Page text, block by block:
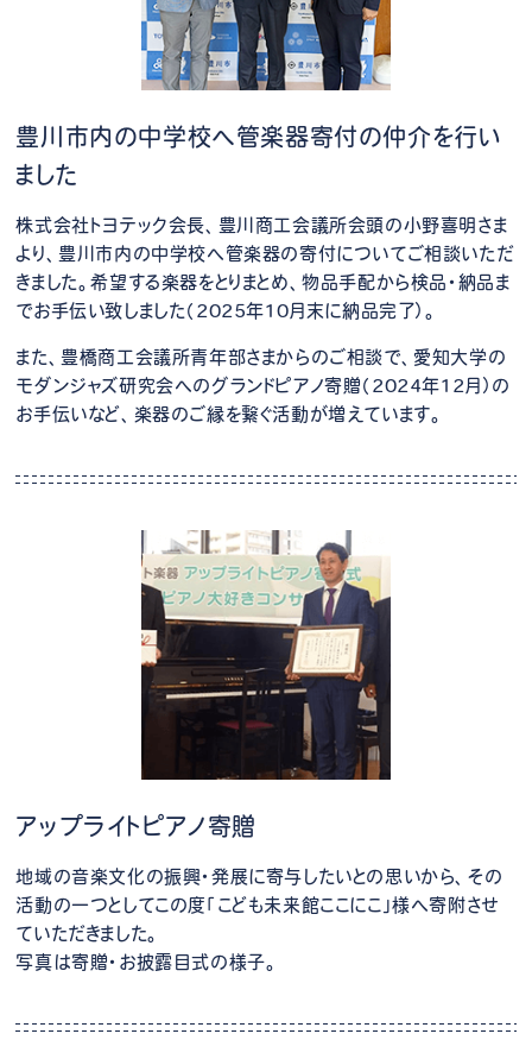
豊川市内の中学校へ管楽器寄付の仲介を行い
ました
株式会社トヨテック会長、豊川商工会議所会頭の小野喜明さま
より、豊川市内の中学校へ管楽器の寄付についてご相談いただ
きました。希望する楽器をとりまとめ、物品手配から検品・納品ま
でお手伝い致しました（2025年10月末に納品完了）。
また、豊橋商工会議所青年部さまからのご相談で、愛知大学の
モダンジャズ研究会へのグランドピアノ寄贈（2024年12月）の
お手伝いなど、楽器のご縁を繋ぐ活動が増えています。
アップライトピアノ寄贈
地域の音楽文化の振興・発展に寄与したいとの思いから、その
活動の一つとしてこの度「こども未来館ここにこ」様へ寄附させ
ていただきました。
写真は寄贈・お披露目式の様子。